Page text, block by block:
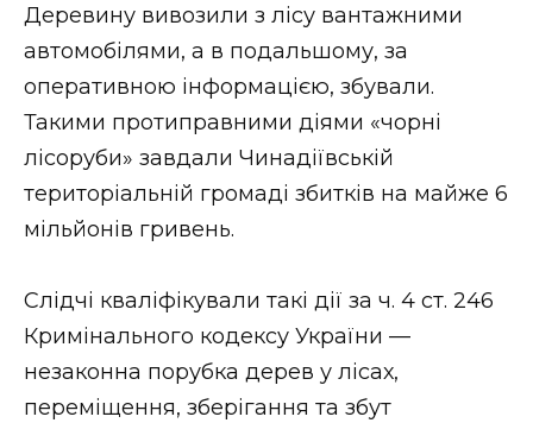
Деревину вивозили з лісу вантажними
автомобілями, а в подальшому, за
оперативною інформацією, збували.
Такими протиправними діями «чорні
лісоруби» завдали Чинадіївській
територіальній громаді збитків на майже 6
мільйонів гривень.
Слідчі кваліфікували такі дії за ч. 4 ст. 246
Кримінального кодексу України —
незаконна порубка дерев у лісах,
переміщення, зберігання та збут